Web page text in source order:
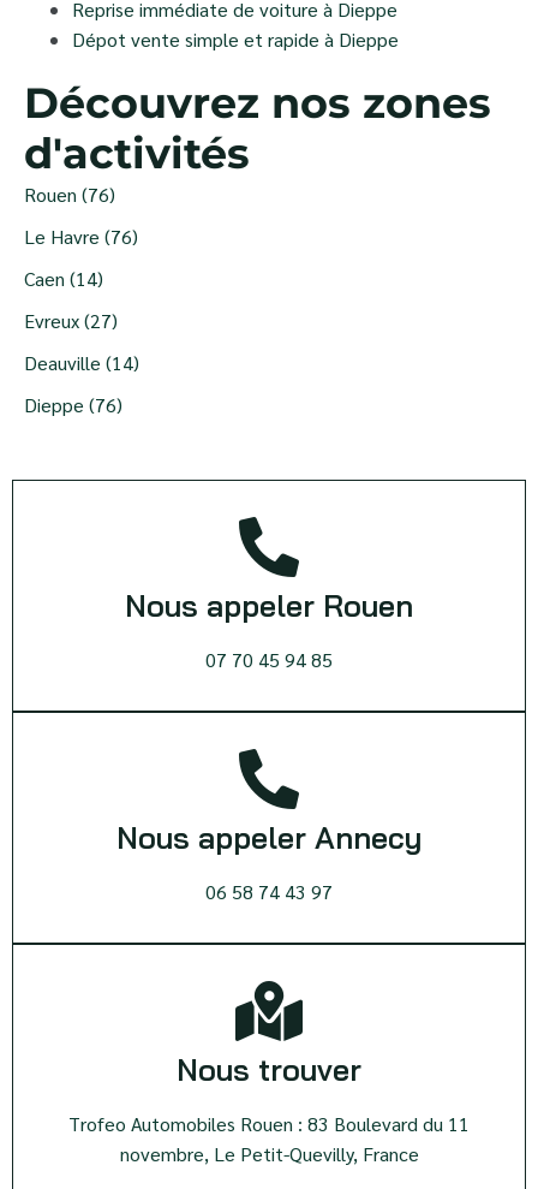
Reprise immédiate de voiture à Dieppe
Dépot vente simple et rapide à Dieppe
Découvrez nos zones
d'activités
Rouen (76)
Le Havre (76)
Caen (14)
Evreux (27)
Deauville (14)
Dieppe (76)
Nous appeler Rouen
07 70 45 94 85
Nous appeler Annecy
06 58 74 43 97
Nous trouver
Trofeo Automobiles Rouen : 83 Boulevard du 11
novembre, Le Petit-Quevilly, France